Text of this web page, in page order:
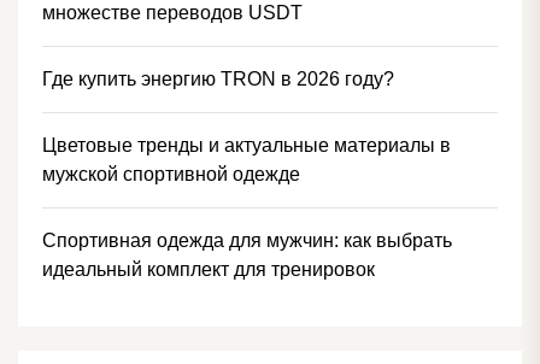
множестве переводов USDT
Где купить энергию TRON в 2026 году?
Цветовые тренды и актуальные материалы в
мужской спортивной одежде
Спортивная одежда для мужчин: как выбрать
идеальный комплект для тренировок